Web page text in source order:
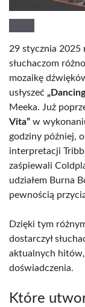
29 stycznia 2025
słuchaczom
mozaikę
usłyszeć
Meeka. Już
Vita” w
godziny później,
interpretacji
zaśpiewali
udziałem Burna
pewnością
Dzięki tym
dostarczył
aktualnych
doświadczenia.
Które